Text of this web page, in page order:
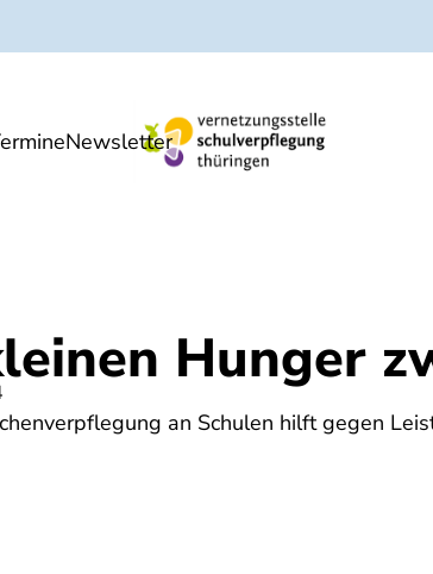
Newsletter
Service
Hunger
an Schulen hilft gegen